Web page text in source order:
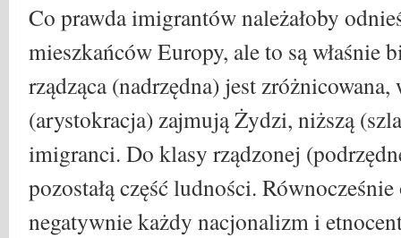
Co prawda imigrantów należałoby
mieszkańców Europy, ale to są właśnie
rządząca (nadrzędna) jest
(arystokracja) zajmują Żydzi, niższą
imigranci. Do klasy rządzonej
pozostałą część ludności.
negatywnie każdy nacjonalizm i